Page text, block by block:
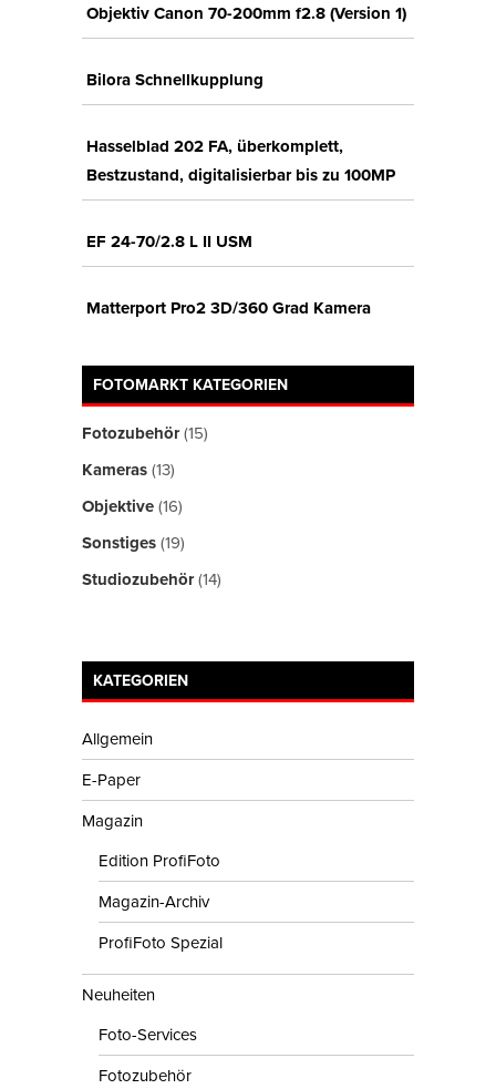
Objektiv Canon 70-200mm f2.8 (Version 1)
Bilora Schnellkupplung
Hasselblad 202 FA, überkomplett,
Bestzustand, digitalisierbar bis zu 100MP
EF 24-70/2.8 L II USM
Matterport Pro2 3D/360 Grad Kamera
FOTOMARKT KATEGORIEN
Fotozubehör(15)
Kameras(13)
Objektive(16)
Sonstiges(19)
Studiozubehör(14)
KATEGORIEN
Allgemein
E-Paper
Magazin
Edition ProfiFoto
Magazin-Archiv
ProfiFoto Spezial
Neuheiten
Foto-Services
Fotozubehör